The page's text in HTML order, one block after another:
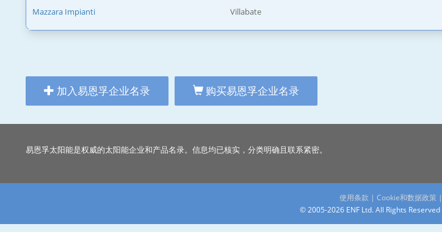
Mazzara Impianti Villabate
加入易恩孚企业名录 购买易恩孚企业名录
易恩孚太阳能是权威的太阳能企业和产品名录。信息均已核实，分类明确且联系紧密。
使用条款 | Cookie和数据政策 |
© 2005-2026 ENF Ltd. All Rights Reserved